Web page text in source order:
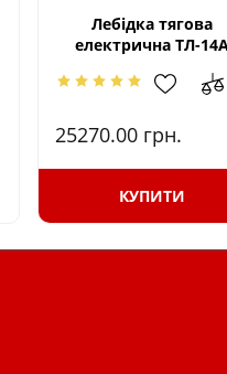
Лебідка тягова
електрична ТЛ-
25270.00 грн.
КУПИТИ